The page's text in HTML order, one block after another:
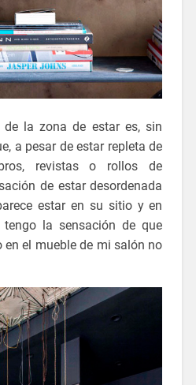
la zona de estar es, sin
a pesar de estar repleta de
revistas o rollos de
de estar desordenada
estar en su sitio y en
la sensación de que
en el mueble de mi salón no